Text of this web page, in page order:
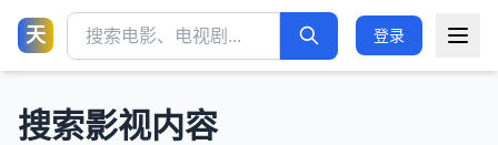
天 登录
搜索影视内容